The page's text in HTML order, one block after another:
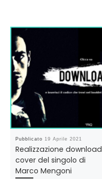
Pubblicato 19 Aprile 2021
Realizzazione download
cover del singolo di
Marco Mengoni